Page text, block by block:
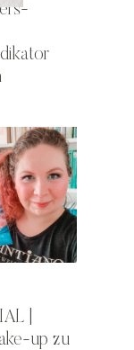
|
up zu